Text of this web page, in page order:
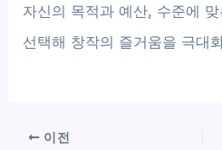
자신의 목적과 예산, 수준에
선택해 창작의 즐거움을 극대
이전